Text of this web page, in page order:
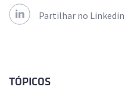
Partilhar no Linkedin
TÓPICOS